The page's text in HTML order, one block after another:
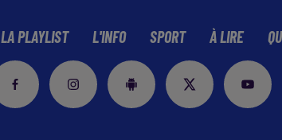
LA PLAYLIST L'INFO SPORT À LIRE